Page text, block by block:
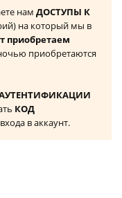
нам ДОСТУПЫ К
на который мы в
приобретаем
приобретаются
КОД
в аккаунт.